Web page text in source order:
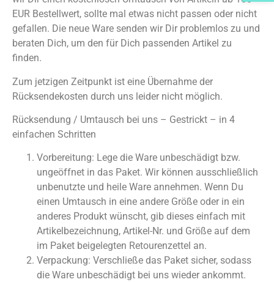
EUR Bestellwert, sollte mal etwas nicht passen oder nicht
gefallen. Die neue Ware senden wir Dir problemlos zu und
beraten Dich, um den für Dich passenden Artikel zu
finden.
Zum jetzigen Zeitpunkt ist eine Übernahme der
Rücksendekosten durch uns leider nicht möglich.
Rücksendung / Umtausch bei uns – Gestrickt – in 4
einfachen Schritten
Vorbereitung: Lege die Ware unbeschädigt bzw.
ungeöffnet in das Paket. Wir können ausschließlich
unbenutzte und heile Ware annehmen. Wenn Du
einen Umtausch in eine andere Größe oder in ein
anderes Produkt wünscht, gib dieses einfach mit
Artikelbezeichnung, Artikel-Nr. und Größe auf dem
im Paket beigelegten Retourenzettel an.
Verpackung: Verschließe das Paket sicher, sodass
die Ware unbeschädigt bei uns wieder ankommt.